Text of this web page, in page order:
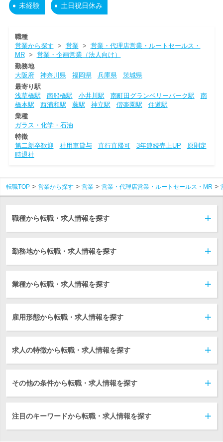
未経験 土日祝日休み
職種
営業から探す > 営業> 営業・代理店営業・ルートセールス・
MR> 営業・企画営業（法人向け）
勤務地
大阪府
神奈川県 福岡県 兵庫県
茨城県
最寄り駅
浅草橋駅
南船橋駅 小井川駅 南町田グランベリーパーク駅
南
橋本駅
西浦和駅 蕨駅 神立駅 偕楽園駅
住道駅
業種
ガラス・化学・石油
特徴
第二新卒歓迎
社用車貸与 直行直帰可 3年連続売上UP
原則定
時退社
転職TOP 営業から探す 営業 営業・代理店営業・ルートセールス・MR
職種から転職・求人情報を探す
勤務地から転職・求人情報を探す
業種から転職・求人情報を探す
雇用形態から転職・求人情報を探す
求人の特徴から転職・求人情報を探す
その他の条件から転職・求人情報を探す
注目のキーワードから転職・求人情報を探す